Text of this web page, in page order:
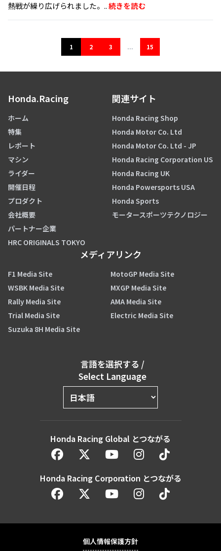
熱戦が繰り広げられました。..続きを読む
1 2 3 ... 15
Honda.Racing
ホーム
特集
レポート
マシン
ライダー
開催日程
プロダクト
会社概要
パートナー企業
HRC ORIGINALS TOKYO
関連サイト
Honda Racing Shop
Honda Motor Co. Ltd
Honda Motor Co. Ltd - JP
Honda Racing Corporation US
Honda Racing UK
Honda Powersports USA
Honda Sports
モータースポーツテクノロジー
メディアリンク
F1 Media Site
MotoGP Media Site
WSBK Media Site
MXGP Media Site
Rally Media Site
AMA Media Site
Trial Media Site
Electric Media Site
Suzuka 8H Media Site
言語を選択する /
Select Language
Honda Racing Global とつながる
Honda Racing Corporation とつながる
個人情報保護方針